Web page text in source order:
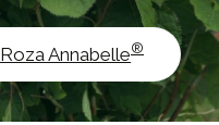
Roza Annabelle®